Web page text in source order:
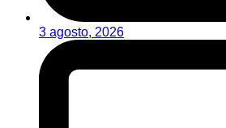
3 agosto, 2026